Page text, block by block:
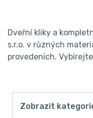
Dveřní kliky a
s.r.o. v různých
provedeních.
Zobrazit